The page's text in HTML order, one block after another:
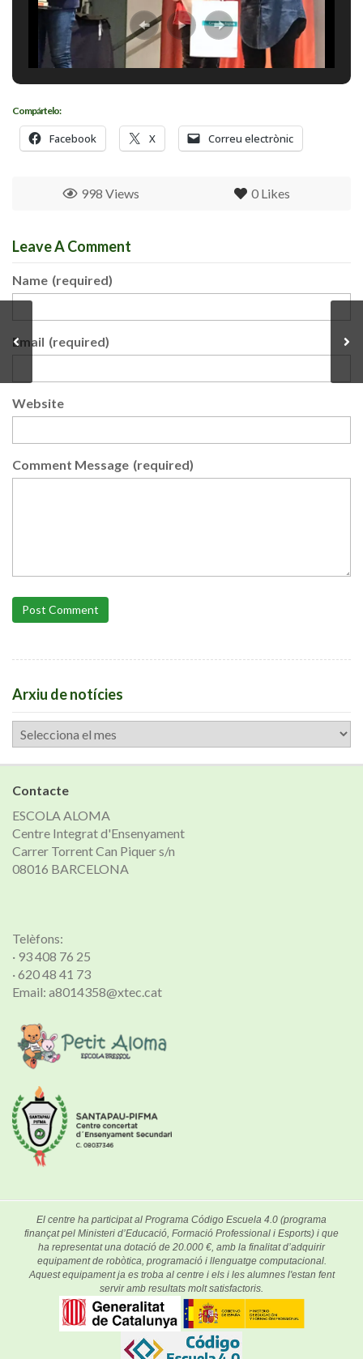
Compártelo:
Facebook X Correu electrònic
0 Likes
998 Views
Leave A Comment
Name (required)
Email (required)
Website
Comment Message (required)
Post Comment
Arxiu de notícies
Arxiu
de
notícies
Contacte
ESCOLA ALOMA
Centre Integrat d'Ensenyament
Carrer Torrent Can Piquer s/n
08016 BARCELONA
Telèfons:
· 93 408 76 25
· 620 48 41 73
Email: a8014358@xtec.cat
El centre ha participat al Programa Código Escuela 4.0 (programa
finançat pel Ministeri d’Educació, Formació Professional i Esports) i que
ha representat una dotació de 20.000 €, amb la finalitat d’adquirir
equipament de robòtica, programació i llenguatge computacional.
Aquest equipament ja es troba al centre i els i les alumnes l'estan fent
servir amb resultats molt satisfactoris.